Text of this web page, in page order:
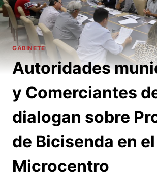
GABINETE
Autoridades
y Comerciantes
dialogan sobre
de Bicisenda en el
Microcentro